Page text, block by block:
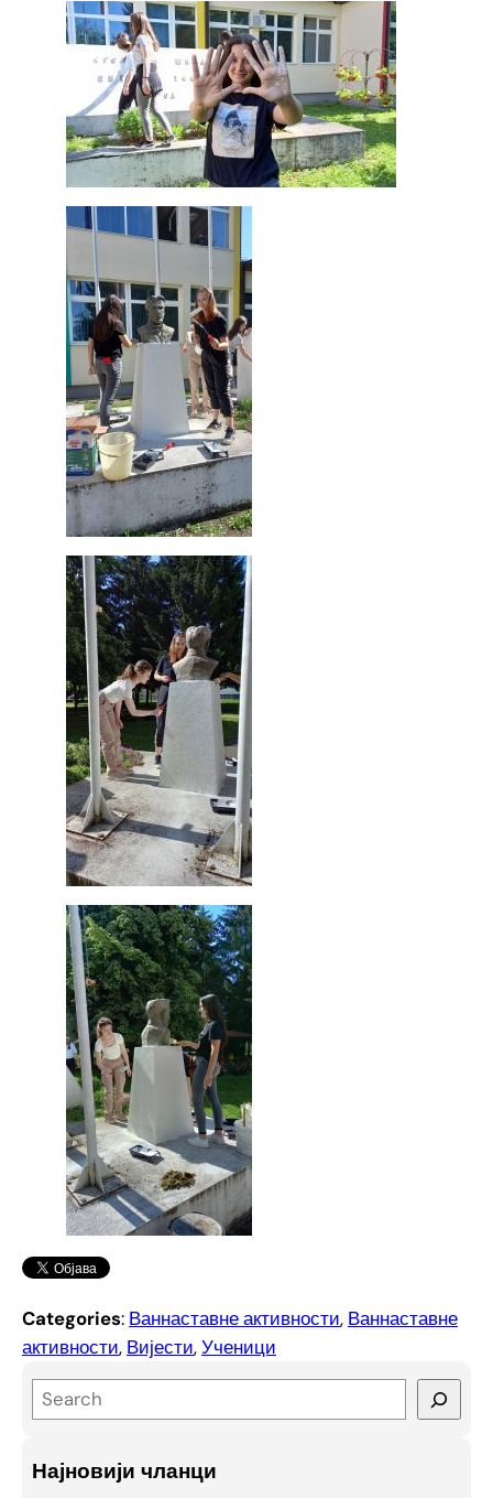
Categories: Ваннаставне активности, Ваннаставне
активности, Вијести, Ученици
e
rНајновији чланци